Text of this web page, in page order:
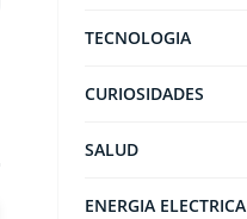
TECNOLOGIA
CURIOSIDADES
SALUD
ENERGIA ELECTRICA